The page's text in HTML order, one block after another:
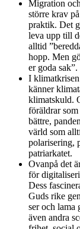
Migration
större krav
praktik. Det
leva upp till
alltid
hopp. Men
er goda sak”.
I
känner
klimatskuld.
föräldrar
bättre,
värld som
polarisering,
patriarkatet.
Ovanpå det
för
Dess
Guds rike
ser och lama
även andra